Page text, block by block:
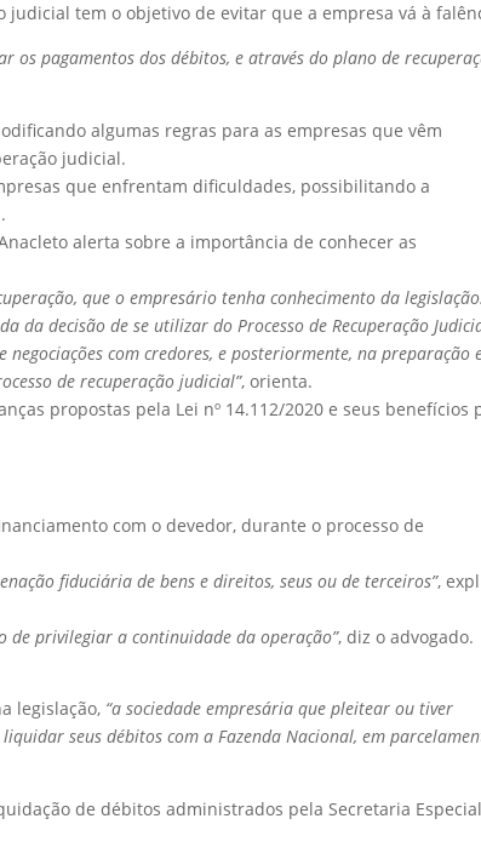
judicial tem o objetivo de evitar que a empresa vá à
os pagamentos dos débitos, e através do plano de
algumas regras para as empresas que vêm
judicial.
que enfrentam dificuldades, possibilitando a
alerta sobre a importância de conhecer as
que o empresário tenha conhecimento da
da decisão de se utilizar do Processo de Recuperação
com credores, e posteriormente, na preparação
de recuperação judicial”, orienta.
propostas pela Lei nº 14.112/2020 e seus benefícios
com o devedor, durante o processo de
fiduciária de bens e direitos, seus ou de terceiros”,
de privilegiar a continuidade da operação”, diz o advogado.
legislação, “a sociedade empresária que pleitear ou tiver
seus débitos com a Fazenda Nacional, em
de débitos administrados pela Secretaria